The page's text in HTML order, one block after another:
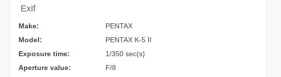
Exif
Make:
PENTAX
Model:
PENTAX K-5 II
Exposure time:
1/350 sec(s)
Aperture value:
F/8